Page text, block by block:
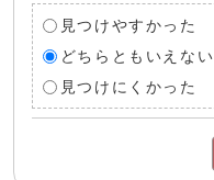
見つけやすかった
どちらともいえない
見つけにくかった